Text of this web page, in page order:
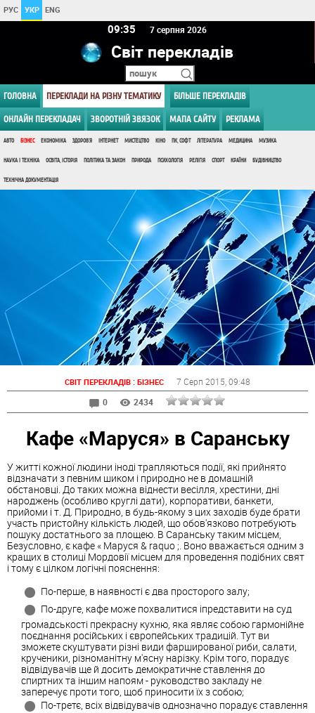
РУС УКР ENG
09 35 7 серпня 2026
Світ перекладів
ГОЛОВНА ПЕРЕКЛАДИ НА РІЗНУ ТЕМАТИКУ БІЛЬШЕ ПЕРЕКЛАДІВ
ОНЛАЙН ПЕРЕКЛАДАЧ ЗВОРОТНІЙ ЗВЯЗОК МАПА САЙТУ РЕКЛАМА
АВТО БІЗНЕС ЕКОНОМІКА ЗДОРОВ'Я ІНТЕРНЕТ МИСТЕЦТВО КІНО ПК, СОФТ ЛІТЕРАТУРА МЕДИЦИНА МУЗИКА
НАУКА І ТЕХНІКА ОСВІТА, ІСТОРІЯ ПОЛІТИКА ТА ЗАКОН ПРИРОДА ПСИХОЛОГІЯ РЕЛІГІЯ СПОРТ КРАЇНИ БУДІВНИЦТВО
ТЕХНІЧНА ДОКУМЕНТАЦІЯ
СВІТ ПЕРЕКЛАДІВ : БІЗНЕС 7 Серп 2015 , 09:48
0
2434
Кафе «Маруся» в Саранську
У житті кожної людини іноді трапляються події, які прийнято
відзначати з певним шиком і природно не в домашній
обстановці. До таких можна віднести весілля, хрестини, дні
народжень (особливо круглі дати), корпоративи, банкети,
прийоми і т. Д. Природно, в будь-якому з цих заходів буде брати
участь пристойну кількість людей, що обов'язково потребують
пошуку достатнього за площею. В Саранськутаким місцем,
Безусловно, є кафе « Маруся & raquo ;. Воно вважається одним з
кращих в столиці Мордовіїмісцем для проведення подібних свят
і тому є цілком логічні пояснення:
По-перше, в наявності є два просторого залу;
По-друге, кафе може похвалитися іпредставити на суд
громадськості прекрасну кухню, яка являє собою гармонійне
поєднання російських і європейських традицій. Тут ви
зможете скуштувати різні види фаршированої риби, салати,
крученики, різноманітну м'ясну нарізку. Крім того, порадує
відвідувачів ще й досить демократичне ставлення до
спиртних та іншим напоям - руководство закладу не
заперечує проти того, щоб приносити їх з собою;
По-третє, всіх відвідувачів однозначно порадує ставлення